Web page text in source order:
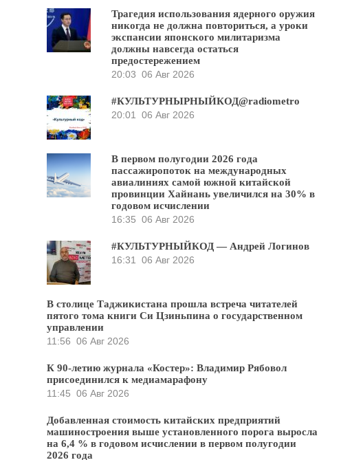
Трагедия использования ядерного оружия
никогда не должна повториться, а уроки
экспансии японского милитаризма
должны навсегда остаться
предостережением
20:03 06 Авг 2026
#КУЛЬТУРНЫРНЫЙКОД@radiometro
20:01
06 Авг 2026
В первом полугодии 2026 года
пассажиропоток на международных
авиалиниях самой южной китайской
провинции Хайнань увеличился на 30% в
годовом исчислении
16:35 06 Авг 2026
#КУЛЬТУРНЫЙКОД — Андрей Логинов
16:31
06 Авг 2026
В столице Таджикистана прошла встреча читателей
пятого тома книги Си Цзиньпина о государственном
управлении
11:56 06 Авг 2026
К 90-летию журнала «Костер»: Владимир Рябовол
присоединился к медиамарафону
11:45 06 Авг 2026
Добавленная стоимость китайских предприятий
машиностроения выше установленного порога выросла
на 6,4 % в годовом исчислении в первом полугодии
2026 года